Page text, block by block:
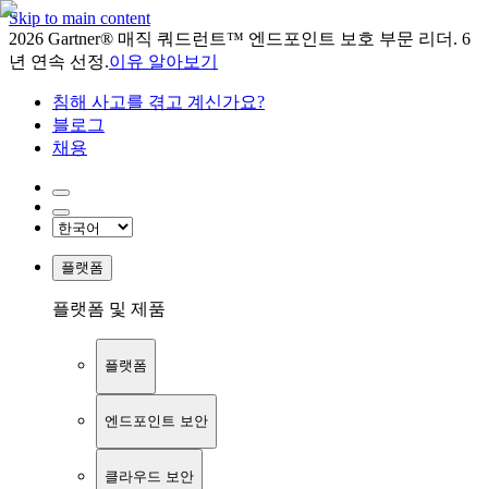
Skip to main content
2026 Gartner® 매직 쿼드런트™ 엔드포인트 보호 부문 리더. 6
년 연속 선정.이유 알아보기
침해 사고를 겪고 계신가요?
블로그
채용
플랫폼
플랫폼 및 제품
플랫폼
엔드포인트 보안
클라우드 보안